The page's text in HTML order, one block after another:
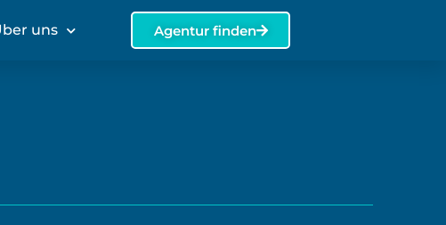
uns Agentur finden